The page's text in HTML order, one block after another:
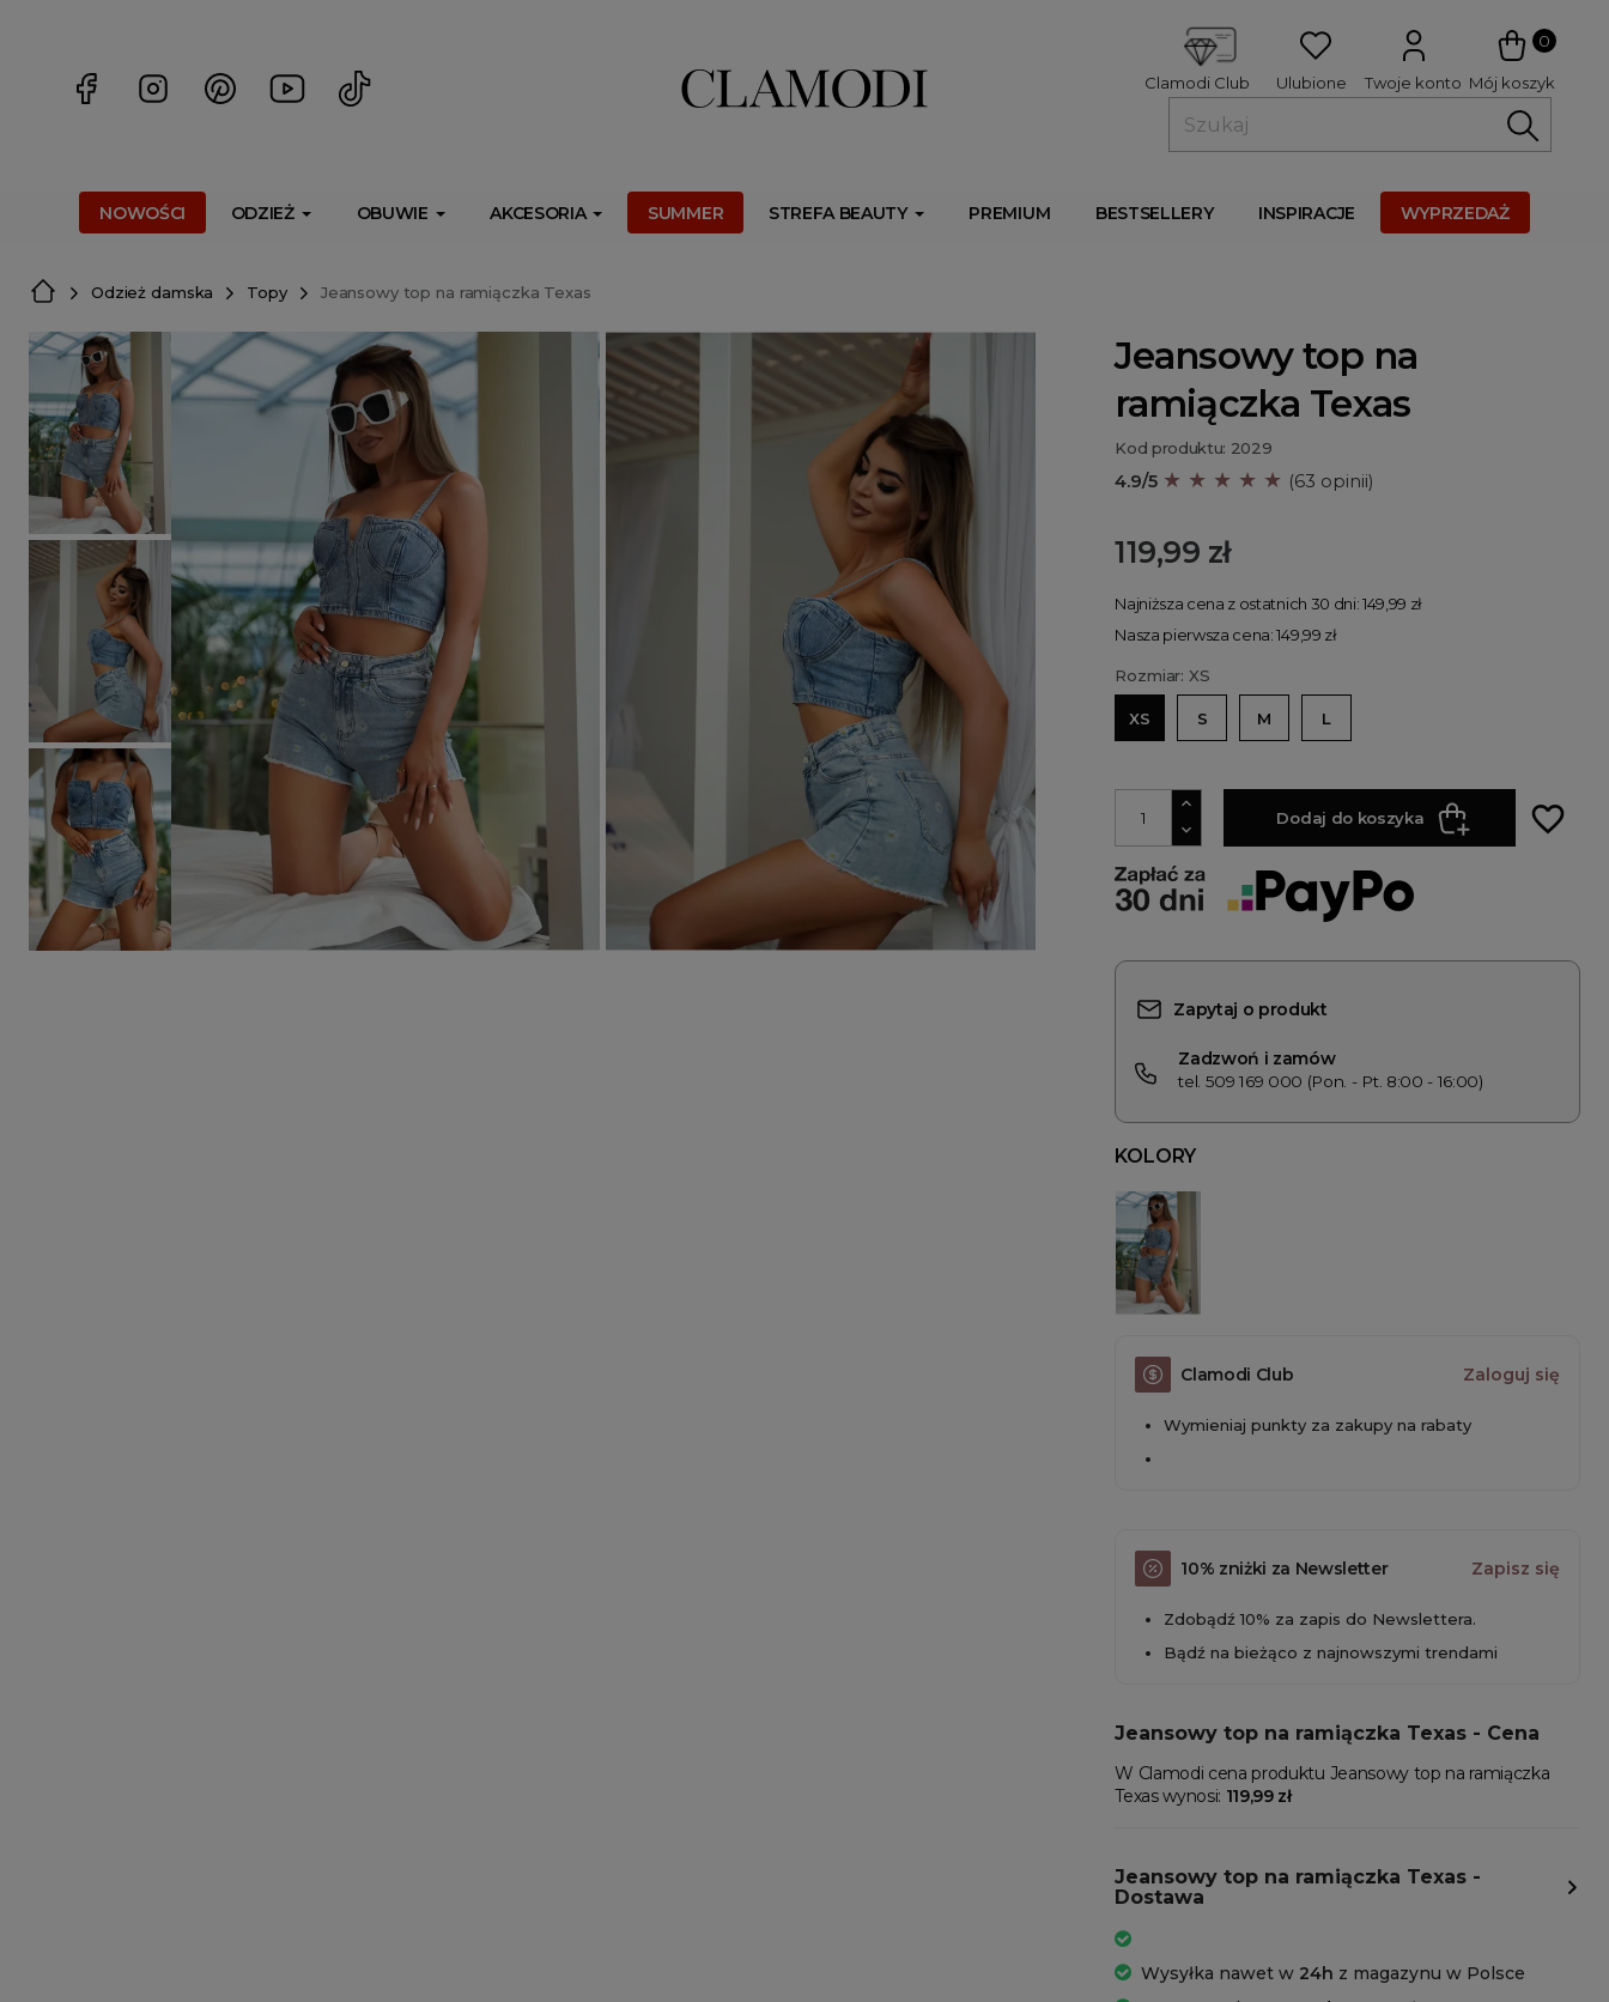
0
Mój koszyk
Twoje konto
Ulubione
Clamodi Club
NOWOŚCI ODZIEŻ OBUWIE AKCESORIA SUMMER STREFA BEAUTY PREMIUM BESTSELLERY INSPIRACJE WYPRZEDAŻ
Odzież damska Topy Jeansowy top na ramiączka Texas
Jeansowy top na
ramiączka Texas
Kod produktu: 2029
4.9/5 ★ ★ ★ ★ ★ (63 opinii)
119,99 zł
Najniższa cena z ostatnich 30 dni: 149,99 zł
Nasza pierwsza cena: 149,99 zł
Rozmiar: XS
XS S M L
Dodaj do koszyka favorite_border
Zapytaj o produkt
Zadzwoń i zamów
tel. 509 169 000 (Pon. - Pt. 8:00 - 16:00)
KOLORY
Clamodi Club Zaloguj się
Wymieniaj punkty za zakupy na rabaty
10% zniżki za Newsletter Zapisz się
Zdobądź 10% za zapis do Newslettera.
Bądź na bieżąco z najnowszymi trendami
Jeansowy top na ramiączka Texas - Cena
W Clamodi cena produktu Jeansowy top na ramiączka
Texas wynosi: 119,99 zł
Jeansowy top na ramiączka Texas -
Dostawa
Wysyłka nawet w 24h z magazynu w Polsce